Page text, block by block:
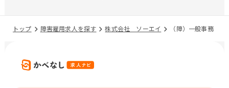
トップ 障害雇用求人を探す 株式会社 ソーエイ （障）一般事務